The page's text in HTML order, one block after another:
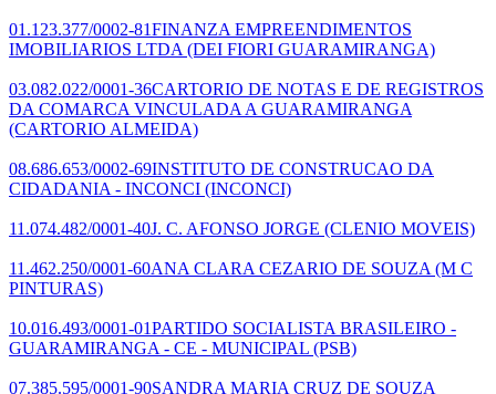
01.123.377/0002-81FINANZA EMPREENDIMENTOS
IMOBILIARIOS LTDA (DEI FIORI GUARAMIRANGA)
03.082.022/0001-36CARTORIO DE NOTAS E DE REGISTROS
DA COMARCA VINCULADA A GUARAMIRANGA
(CARTORIO ALMEIDA)
08.686.653/0002-69INSTITUTO DE CONSTRUCAO DA
CIDADANIA - INCONCI (INCONCI)
11.074.482/0001-40J. C. AFONSO JORGE (CLENIO MOVEIS)
11.462.250/0001-60ANA CLARA CEZARIO DE SOUZA (M C
PINTURAS)
10.016.493/0001-01PARTIDO SOCIALISTA BRASILEIRO -
GUARAMIRANGA - CE - MUNICIPAL (PSB)
07.385.595/0001-90SANDRA MARIA CRUZ DE SOUZA